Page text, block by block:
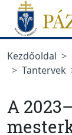
Ugrás a menüre
Ugrás a
Kezdőoldal
Tantervek
A